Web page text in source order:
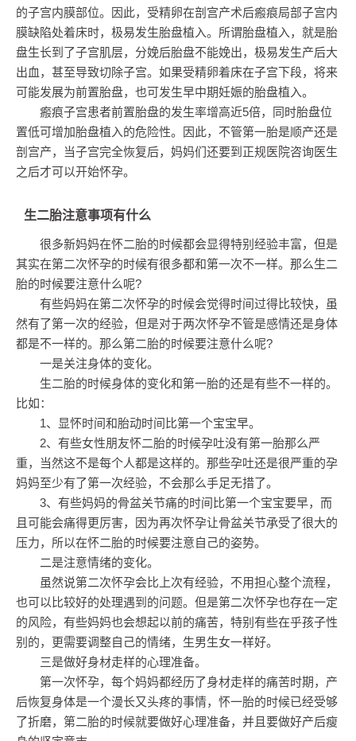
的子宫内膜部位。因此，受精卵在剖宫产术后瘢痕局部子宫内
膜缺陷处着床时，极易发生胎盘植入。所谓胎盘植入，就是胎
盘生长到了子宫肌层，分娩后胎盘不能娩出，极易发生产后大
出血，甚至导致切除子宫。如果受精卵着床在子宫下段，将来
可能发展为前置胎盘，也可发生早中期妊娠的胎盘植入。
瘢痕子宫患者前置胎盘的发生率增高近5倍，同时胎盘位
置低可增加胎盘植入的危险性。因此，不管第一胎是顺产还是
剖宫产，当子宫完全恢复后，妈妈们还要到正规医院咨询医生
之后才可以开始怀孕。
生二胎注意事项有什么
很多新妈妈在怀二胎的时候都会显得特别经验丰富，但是
其实在第二次怀孕的时候有很多都和第一次不一样。那么生二
胎的时候要注意什么呢?
有些妈妈在第二次怀孕的时候会觉得时间过得比较快，虽
然有了第一次的经验，但是对于两次怀孕不管是感情还是身体
都是不一样的。那么第二胎的时候要注意什么呢?
一是关注身体的变化。
生二胎的时候身体的变化和第一胎的还是有些不一样的。
比如：
1、显怀时间和胎动时间比第一个宝宝早。
2、有些女性朋友怀二胎的时候孕吐没有第一胎那么严
重，当然这不是每个人都是这样的。那些孕吐还是很严重的孕
妈妈至少有了第一次经验，不会那么手足无措了。
3、有些妈妈的骨盆关节痛的时间比第一个宝宝要早，而
且可能会痛得更厉害，因为再次怀孕让骨盆关节承受了很大的
压力，所以在怀二胎的时候要注意自己的姿势。
二是注意情绪的变化。
虽然说第二次怀孕会比上次有经验，不用担心整个流程，
也可以比较好的处理遇到的问题。但是第二次怀孕也存在一定
的风险，有些妈妈也会想起以前的痛苦，特别有些在乎孩子性
别的，更需要调整自己的情绪，生男生女一样好。
三是做好身材走样的心理准备。
第一次怀孕，每个妈妈都经历了身材走样的痛苦时期，产
后恢复身体是一个漫长又头疼的事情，怀一胎的时候已经受够
了折磨，第二胎的时候就要做好心理准备，并且要做好产后瘦